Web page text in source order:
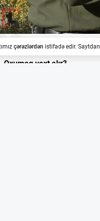
Oxumaq vaxt alır?
çərəzlərdən istifadə edir.